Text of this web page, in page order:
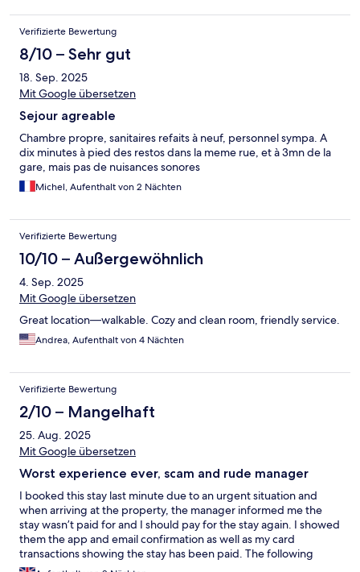
Verifizierte Bewertung
8/10 – Sehr gut
18. Sep. 2025
Mit Google übersetzen
Sejour agreable
Chambre propre, sanitaires refaits à neuf, personnel sympa. A
dix minutes à pied des restos dans la meme rue, et à 3mn de la
gare, mais pas de nuisances sonores
Michel, Aufenthalt von 2 Nächten
Verifizierte Bewertung
10/10 – Außergewöhnlich
4. Sep. 2025
Mit Google übersetzen
Great location—walkable. Cozy and clean room, friendly service.
Andrea, Aufenthalt von 4 Nächten
Verifizierte Bewertung
2/10 – Mangelhaft
25. Aug. 2025
Mit Google übersetzen
Worst experience ever, scam and rude manager
I booked this stay last minute due to an urgent situation and
when arriving at the property, the manager informed me the
stay wasn’t paid for and I should pay for the stay again. I showed
them the app and email confirmation as well as my card
transactions showing the stay has been paid. The following
morning, the same manager called me and advised if I was not